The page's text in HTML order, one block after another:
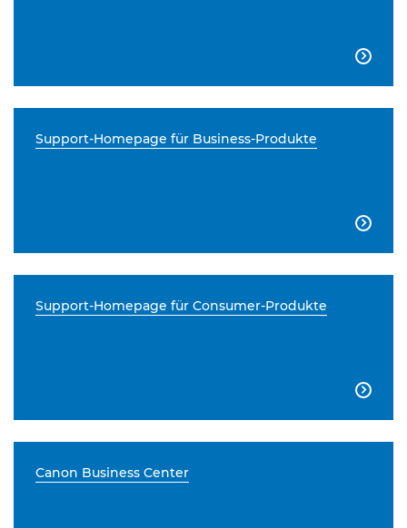

Support-Homepage für Business-Produkte

Support-Homepage für Consumer-Produkte

Canon Business Center